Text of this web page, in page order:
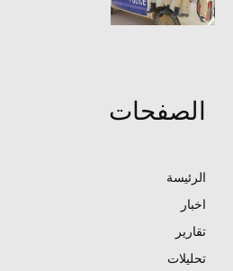
الصفحات
الرئيسة
اخبار
تقارير
تحليلات